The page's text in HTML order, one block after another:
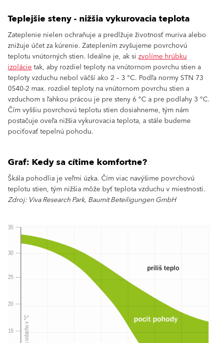
Teplejšie steny - nižšia vykurovacia teplota
Zateplenie nielen ochraňuje a predlžuje životnosť muriva alebo
znižuje účet za kúrenie. Zateplením zvyšujeme povrchovú
teplotu vnútorných stien. Ideálne je, ak si zvolíme hrúbku
izolácietak, aby rozdiel teploty na vnútornom povrchu stien a
teploty vzduchu nebol väčší ako 2 – 3 °C. Podľa normy STN 73
0540-2 max. rozdiel teploty na vnútornom povrchu stien a
vzduchom s ľahkou prácou je pre steny 6 °C a pre podlahy 3 °C.
Čím vyššiu povrchovú teplotu stien dosiahneme, tým nám
postačuje oveľa nižšia vykurovacia teplota, a stále budeme
pociťovať tepelnú pohodu.
Graf: Kedy sa cítime komfortne?
Škála pohodlia je veľmi úzka. Čím viac navýšime povrchovú
teplotu stien, tým nižšia môže byť teplota vzduchu v miestnosti.
Zdroj: Viva Research Park, Baumit Beteiligungen GmbH